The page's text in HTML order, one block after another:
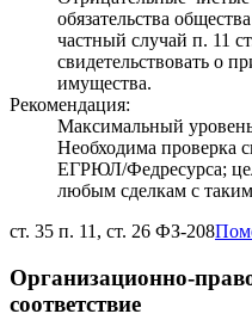
обязательства
частный случай п. 11
свидетельствовать о
имущества.
Рекомендация:
Максимальный
Необходима проверка
ЕГРЮЛ/Федресурса;
любым сделкам с
ст. 35 п. 11, ст. 26 ФЗ-208
Организационно-
соответствие